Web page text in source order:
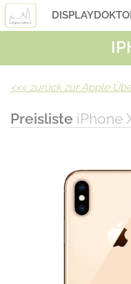
LASERHUELLEN
<<< zurück zur Apple
Preisliste iPhone